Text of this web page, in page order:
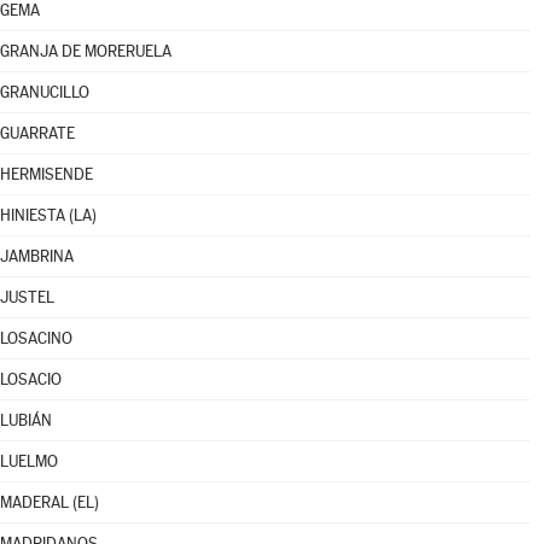
GEMA
GRANJA DE MORERUELA
GRANUCILLO
GUARRATE
HERMISENDE
HINIESTA (LA)
JAMBRINA
JUSTEL
LOSACINO
LOSACIO
LUBIÁN
LUELMO
MADERAL (EL)